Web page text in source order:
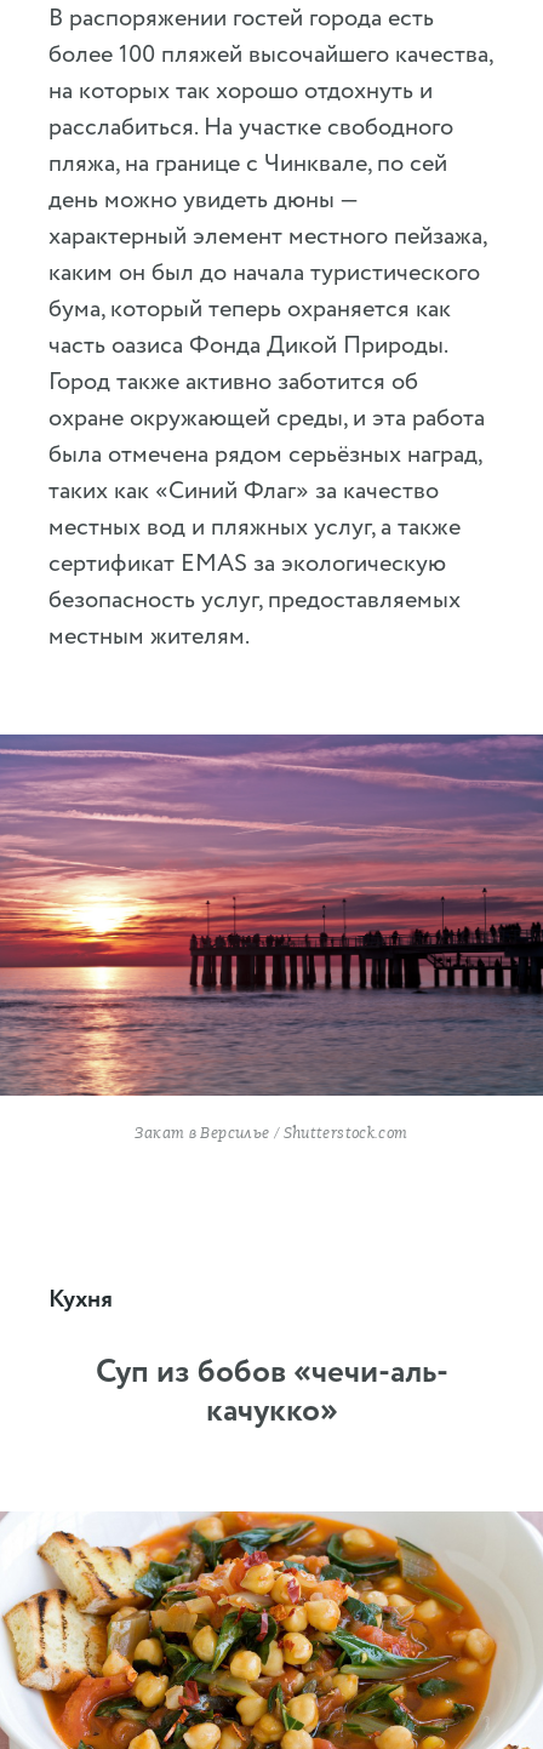
В распоряжении гостей города есть
более 100 пляжей высочайшего качества,
на которых так хорошо отдохнуть и
расслабиться. На участке свободного
пляжа, на границе с Чинквале, по сей
день можно увидеть дюны —
характерный элемент местного пейзажа,
каким он был до начала туристического
бума, который теперь охраняется как
часть оазиса Фонда Дикой Природы.
Город также активно заботится об
охране окружающей среды, и эта работа
была отмечена рядом серьёзных наград,
таких как «Синий Флаг» за качество
местных вод и пляжных услуг, а также
сертификат EMAS за экологическую
безопасность услуг, предоставляемых
местным жителям.
Закат в Версилье / Shutterstock.com
Кухня
Суп из бобов «чечи-аль-
качукко»